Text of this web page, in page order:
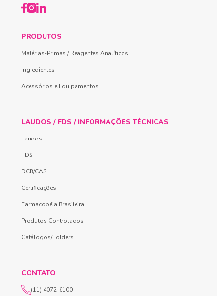
PRODUTOS
Matérias-Primas / Reagentes Analíticos
Ingredientes
Acessórios e Equipamentos
LAUDOS / FDS / INFORMAÇÕES TÉCNICAS
Laudos
FDS
DCB/CAS
Certificações
Farmacopéia Brasileira
Produtos Controlados
Catálogos/Folders
CONTATO
(11) 4072-6100